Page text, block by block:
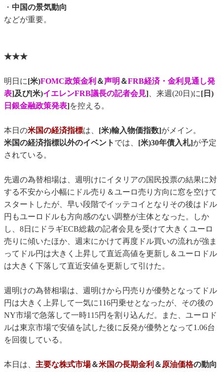
・ 中国の景気動向
などが重要。
★★★
明日に[米)FOMC政策金利 ＆声明 ＆FRB経済・金利見通し発
表]及び[米)イエレンFRB議長の記者会見]、来週(20日)に[日)
日銀金融政策発表]を控える。
本日の米国の経済指標は、 [米)輸入物価指数]がメイン。
米国の経済指標以外のイベント では、 [米)30年債入札]が予定
されている。
先週の為替相場は、週明けにイタリアの国民投票の結果に対
する不安から小幅にドル売り＆ユーロ売り方向に窓を空けて
スタートしたが、早い段階でイッテコイとなりその後はドル
円もユーロドルも方向感のない調整が主体となった。しか
し、8日にドラギECB総裁の記者会見を受けて大きくユーロ
売りに傾いたほか、週末にかけて再度ドル買いの流れが強ま
ってドル円は大きく上昇して直近高値を更新し＆ユーロドル
は大きく下落して直近安値を更新して引けた。
週明けの為替相場は、週明けから円売りが優勢となってドル
円は大きく上昇して一気に116円乗せとなったが、その後の
NY市場で急落して一時115円を割り込んだ。また、ユーロド
ルは東京市場で安値を試した後に反発が優勢となって1.06台
を回復している。
本日は、 主要な株式市場＆米国の長期金利 ＆原油価格の動向